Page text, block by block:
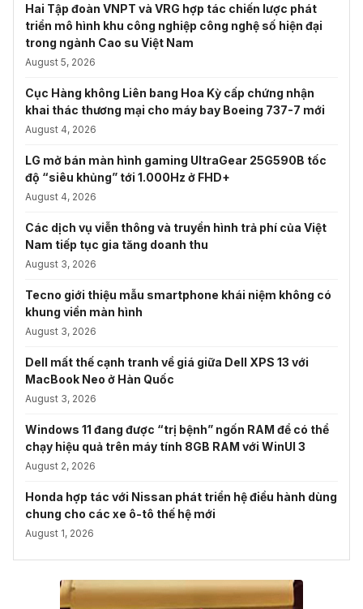
Hai Tập đoàn VNPT và VRG hợp tác chiến lược phát
triển mô hình khu công nghiệp công nghệ số hiện đại
trong ngành Cao su Việt Nam
August 5, 2026
Cục Hàng không Liên bang Hoa Kỳ cấp chứng nhận
khai thác thương mại cho máy bay Boeing 737-7 mới
August 4, 2026
LG mở bán màn hình gaming UltraGear 25G590B tốc
độ “siêu khủng” tới 1.000Hz ở FHD+
August 4, 2026
Các dịch vụ viễn thông và truyền hình trả phí của Việt
Nam tiếp tục gia tăng doanh thu
August 3, 2026
Tecno giới thiệu mẫu smartphone khái niệm không có
khung viền màn hình
August 3, 2026
Dell mất thế cạnh tranh về giá giữa Dell XPS 13 với
MacBook Neo ở Hàn Quốc
August 3, 2026
Windows 11 đang được “trị bệnh” ngốn RAM để có thể
chạy hiệu quả trên máy tính 8GB RAM với WinUI 3
August 2, 2026
Honda hợp tác với Nissan phát triển hệ điều hành dùng
chung cho các xe ô-tô thế hệ mới
August 1, 2026